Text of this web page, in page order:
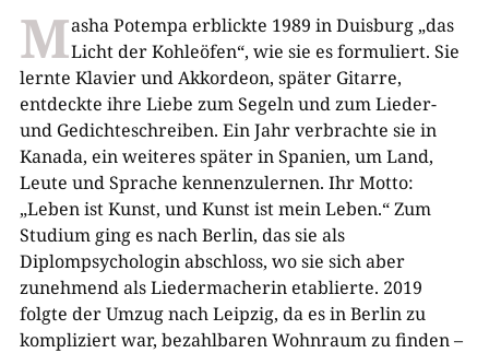
Masha Potempa erblickte 1989 in Duisburg „das
Licht der Kohleöfen“, wie sie es formuliert. Sie
lernte Klavier und Akkordeon, später Gitarre,
entdeckte ihre Liebe zum Segeln und zum Lieder-
und Gedichteschreiben. Ein Jahr verbrachte sie in
Kanada, ein weiteres später in Spanien, um Land,
Leute und Sprache kennenzulernen. Ihr Motto:
„Leben ist Kunst, und Kunst ist mein Leben.“ Zum
Studium ging es nach Berlin, das sie als
Diplompsychologin abschloss, wo sie sich aber
zunehmend als Liedermacherin etablierte. 2019
folgte der Umzug nach Leipzig, da es in Berlin zu
kompliziert war, bezahlbaren Wohnraum zu finden –